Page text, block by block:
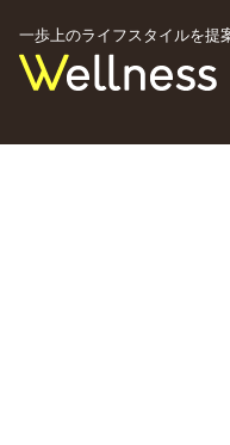
一歩上のライフスタイルを提